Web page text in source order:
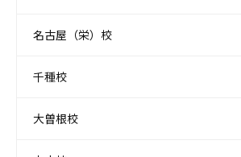
名古屋（栄）校
千種校
大曽根校